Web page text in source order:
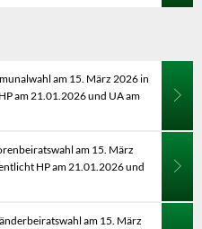
am 15. März 2026 in
am 21.01.2026 und UA am
am 15. März
HP am 21.01.2026 und
am 15. März